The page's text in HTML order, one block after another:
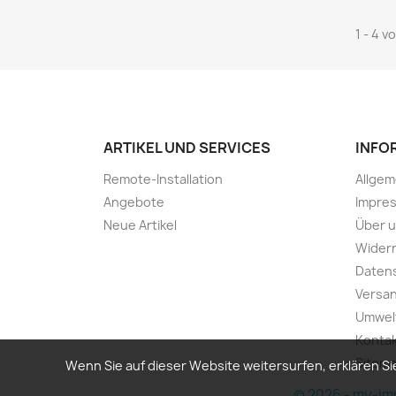
1 - 4
ARTIKEL UND SERVICES
Remote-Installation
Angebote
Neue Artikel
Über
Wenn Sie auf dieser Website weitersurfen, erklären